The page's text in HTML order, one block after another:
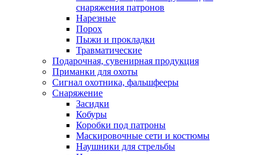
снаряжения патронов
Нарезные
Порох
Пыжи и прокладки
Травматические
Подарочная, сувенирная продукция
Приманки для охоты
Сигнал охотника, фальшфееры
Снаряжение
Засидки
Кобуры
Коробки под патроны
Маскировочные сети и костюмы
Наушники для стрельбы